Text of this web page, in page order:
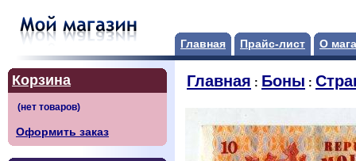
Главная Прайс-лист О
Корзина
Оформить заказ
Главная : Боны :